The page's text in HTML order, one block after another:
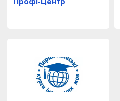
Профі-Центр